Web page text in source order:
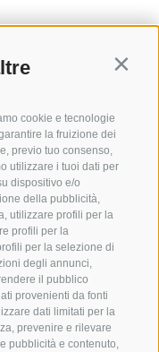
cookie e tecnologie
la fruizione dei
previo tuo consenso,
utilizzare i tuoi dati per
dispositivo e/o
della pubblicità,
utilizzare profili per la
profili per la
per la selezione di
degli annunci,
il pubblico
provenienti da fonti
dati limitati per la
prevenire e rilevare
pubblicità e contenuto,
/+39 0472